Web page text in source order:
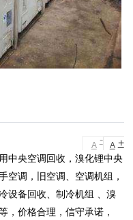
A - A +
中央空调回收，溴化锂中央
空调，旧空调、空调机组，
设备回收、制冷机组 、溴
，价格合理，信守承诺，